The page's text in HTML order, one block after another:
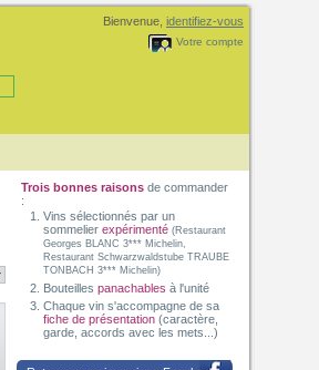
Bienvenue, identifiez-vous
Votre compte
Trois bonnes raisons de commander
:
Vins sélectionnés par un
sommelier expérimenté (Restaurant
Georges BLANC 3*** Michelin,
Restaurant Schwarzwaldstube TRAUBE
TONBACH 3*** Michelin)
Bouteilles panachables à l'unité
Chaque vin s'accompagne de sa
fiche de présentation (caractère,
garde, accords avec les mets...)